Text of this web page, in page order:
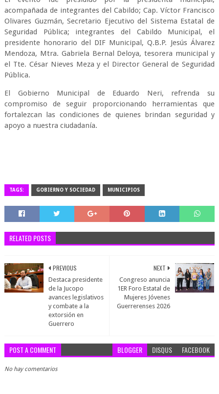
acompañada de integrantes del Cabildo; Cap. Víctor Francisco
Olivares Guzmán, Secretario Ejecutivo del Sistema Estatal de
Seguridad Pública; integrantes del Cabildo Municipal, el
presidente honorario del DIF Municipal, Q.B.P. Jesús Álvarez
Mendoza, Mtra. Gabriela Bernal Deloya, tesorera municipal y
el Tte. César Nieves Meza y el Director General de Seguridad
Pública.
El Gobierno Municipal de Eduardo Neri, refrenda su
compromiso de seguir proporcionando herramientas que
fortalezcan las condiciones de quienes brindan seguridad y
apoyo a nuestra ciudadanía.
TAGS: GOBIERNO Y SOCIEDAD MUNICIPIOS
RELATED POSTS
NEXT
Congreso anuncia
1ER Foro Estatal de
Mujeres Jóvenes
Guerrerenses 2026
PREVIOUS
Destaca presidente
de la Jucopo
avances legislativos
y combate a la
extorsión en
Guerrero
POST A COMMENT BLOGGER DISQUS FACEBOOK
No hay comentarios